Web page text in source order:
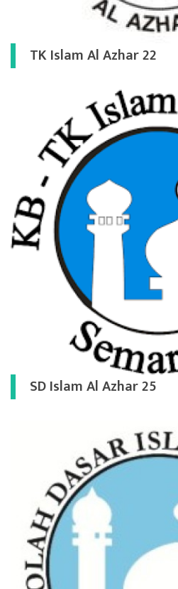
TK Islam Al Azhar 22
SD Islam Al Azhar 25